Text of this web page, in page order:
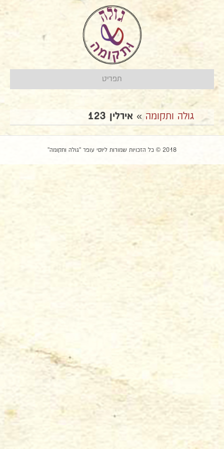
תפריט
גולה ותקומה » אירלין 123
2018 © כל הזכויות שמורות ליוסי עופר "גולה ותקומה"